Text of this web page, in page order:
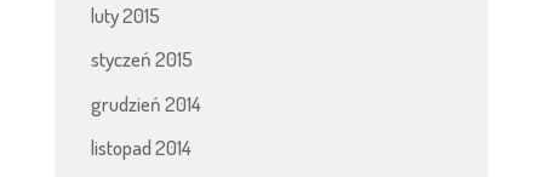
luty 2015
styczeń 2015
grudzień 2014
listopad 2014